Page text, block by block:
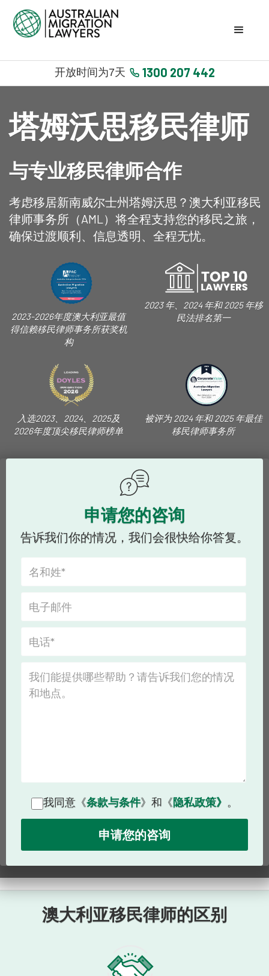
开放时间为7天 1300 207 442
塔姆沃思移民律师
与专业移民律师合作
考虑移居新南威尔士州塔姆沃思？澳大利亚移民
律师事务所（AML）将全程支持您的移民之旅，
确保过渡顺利、信息透明、全程无忧。
2023-2026年度澳大利亚最值
得信赖移民律师事务所获奖机
构
2023 年、2024 年和 2025 年移
民法排名第一
入选2023、2024、2025及
2026年度顶尖移民律师榜单
被评为 2024 年和 2025 年最佳
移民律师事务所
申请您的咨询
告诉我们你的情况，我们会很快给你答复。
我同意《条款与条件》和《隐私政策》 。
澳大利亚移民律师的区别